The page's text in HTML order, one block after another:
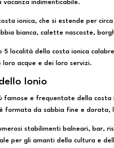
indimenticabile.
ionica, che si estende per
bianca, calette nascoste,
5 località della costa ionica
loro acque e dei loro servizi.
Ionio
famose e frequentate della
formata da sabbia fine e dorata,
stabilimenti balneari, bar,
per gli amanti della cultura e